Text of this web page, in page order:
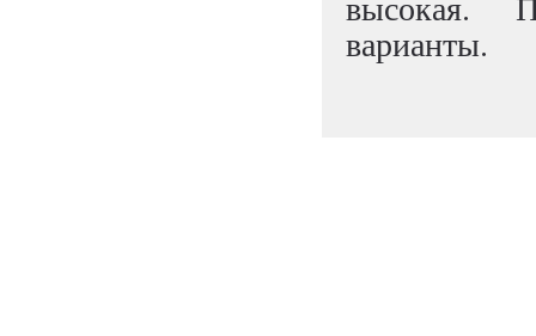
варианты.